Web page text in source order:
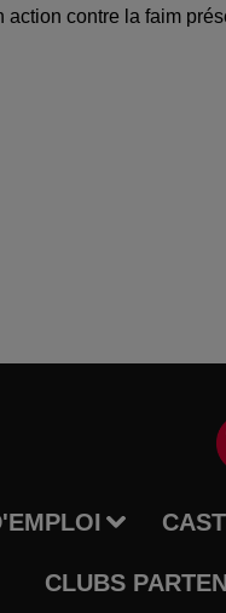
action contre la faim
CLUBS